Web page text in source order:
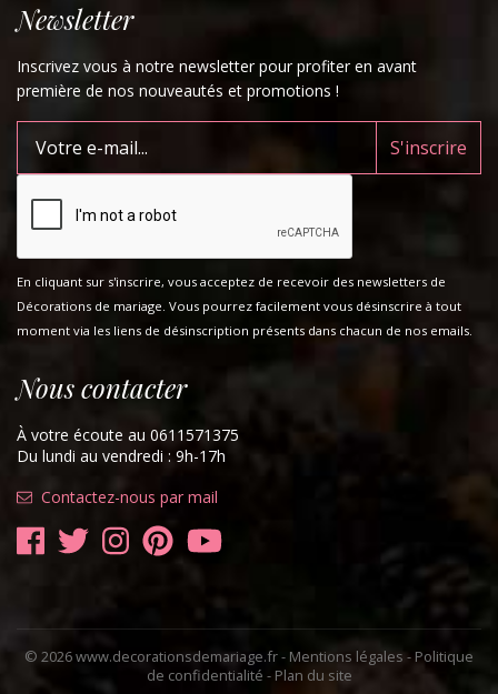
Newsletter
Inscrivez vous à notre newsletter pour profiter en avant
première de nos nouveautés et promotions !
En cliquant sur s'inscrire, vous acceptez de recevoir des newsletters de
Décorations de mariage. Vous pourrez facilement vous désinscrire à tout
moment via les liens de désinscription présents dans chacun de nos emails.
Nous contacter
À votre écoute au 0611571375
Du lundi au vendredi : 9h-17h
Contactez-nous par mail
© 2026 www.decorationsdemariage.fr - Mentions légales- Politique
de confidentialité - Plan du site